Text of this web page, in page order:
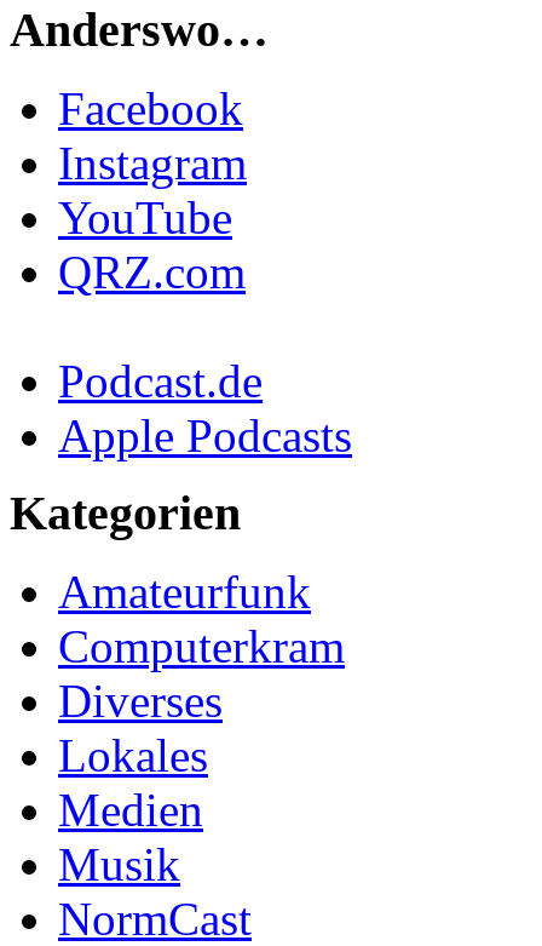
Anderswo…
Facebook
Instagram
YouTube
QRZ.com
Podcast.de
Apple Podcasts
Kategorien
Amateurfunk
Computerkram
Diverses
Lokales
Medien
Musik
NormCast